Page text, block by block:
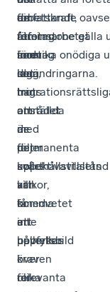
omfattande
reformarbetet
inom
det
området
är
det
svårt
att
få
en
helhetsbild
över
relevanta
de
företag
som
idag
har
anställda
med
permanenta
uppehållstillstånd
kan
komma
att
påverkas
i
olika
för
att
företag
som,
trots
att
de
följer
kollektivavtalets
villkor,
omedvetet
inte
uppfyller
kraven
för
arbetskraft,
åtminstone gälla
undvika onödiga
lagändringarna.